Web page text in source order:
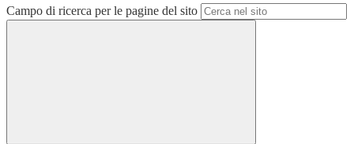
Campo di ricerca per le pagine del sito